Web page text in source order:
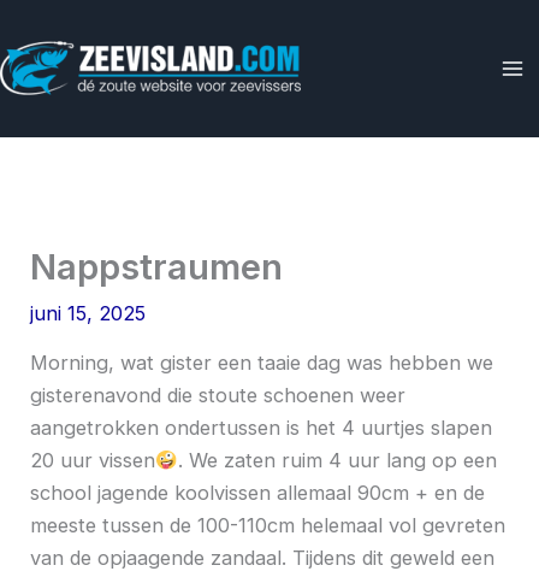
naar
de
Nappstraumen
juni 15, 2025
Morning, wat gister een taaie dag was hebben we
gisterenavond die stoute schoenen weer
aangetrokken ondertussen is het 4 uurtjes slapen
20 uur vissen
. We zaten ruim 4 uur lang op een
school jagende koolvissen allemaal 90cm + en de
meeste tussen de 100-110cm helemaal vol gevreten
van de opjaagende zandaal. Tijdens dit geweld een